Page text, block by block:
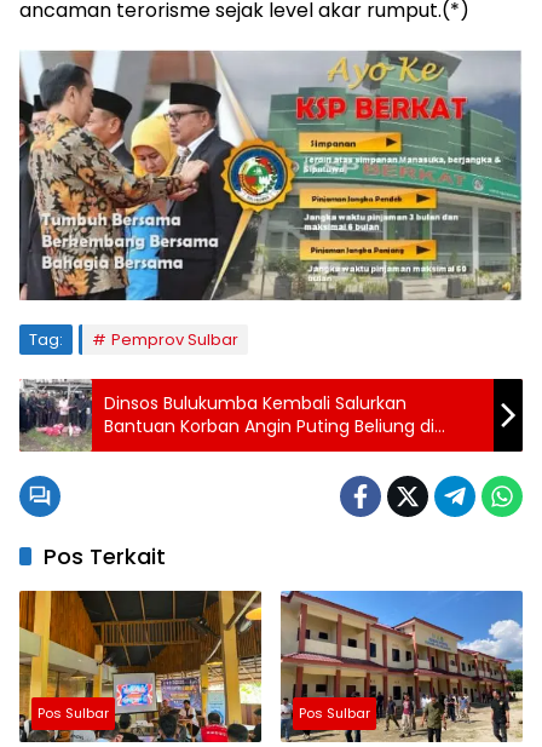
ancaman terorisme sejak level akar rumput.(*)
Tag: Pemprov Sulbar
Dinsos Bulukumba Kembali Salurkan
Bantuan Korban Angin Puting Beliung di
Kelurahan Sapolohe
Pos Terkait
Pos Sulbar Pos Sulbar